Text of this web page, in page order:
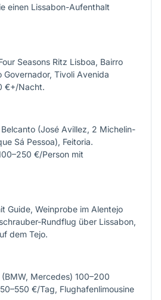
einen Lissabon-Aufenthalt
Seasons Ritz Lisboa, Bairro
Governador, Tivoli Avenida
€+/Nacht.
(José Avillez, 2 Michelin-
Sá Pessoa), Feitoria.
€/Person mit
Guide, Weinprobe im Alentejo
Rundflug über Lissabon,
dem Tejo.
Mercedes) 100–200
€/Tag, Flughafenlimousine